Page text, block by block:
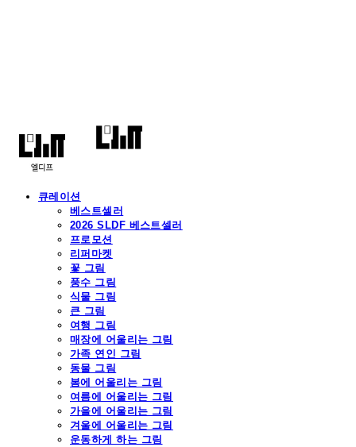
큐레이션
베스트셀러
2026 SLDF 베스트셀러
프로모션
리퍼마켓
꽃 그림
풍수 그림
식물 그림
큰 그림
여행 그림
매장에 어울리는 그림
가족 연인 그림
동물 그림
봄에 어울리는 그림
여름에 어울리는 그림
가을에 어울리는 그림
겨울에 어울리는 그림
운동하게 하는 그림